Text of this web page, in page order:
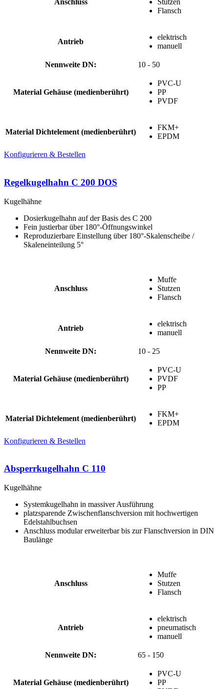
Anschluss
Stutzen
Flansch
Antrieb
elektrisch
manuell
Nennweite DN: 10 - 50
Material Gehäuse (medienberührt)
PVC-U
PP
PVDF
Material Dichtelement (medienberührt)
FKM+
EPDM
Konfigurieren & Bestellen
Regelkugelhahn C 200 DOS
Kugelhähne
Dosierkugelhahn auf der Basis des C 200
Fein justierbar über 180°-Öffnungswinkel
Reproduzierbare Einstellung über 180°-Skalenscheibe /
Skaleneinteilung 5°
Anschluss
Muffe
Stutzen
Flansch
Antrieb
elektrisch
manuell
Nennweite DN: 10 - 25
Material Gehäuse (medienberührt)
PVC-U
PVDF
PP
Material Dichtelement (medienberührt)
FKM+
EPDM
Konfigurieren & Bestellen
Absperrkugelhahn C 110
Kugelhähne
Systemkugelhahn in massiver Ausführung
platzsparende Zwischenflanschversion mit hochwertigen
Edelstahlbuchsen
Anschluss modular erweiterbar bis zur Flanschversion in DIN
Baulänge
Anschluss
Muffe
Stutzen
Flansch
Antrieb
elektrisch
pneumatisch
manuell
Nennweite DN: 65 - 150
Material Gehäuse (medienberührt)
PVC-U
PP